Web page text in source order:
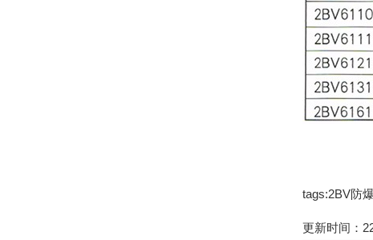
tags:2BV防
更新时间：